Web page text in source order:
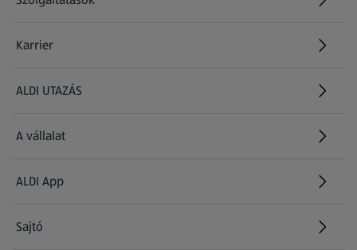
Karrier
(új oldalon nyílik meg)
ALDI UTAZÁS
(új oldalon nyílik meg)
A vállalat
ALDI App
Sajtó